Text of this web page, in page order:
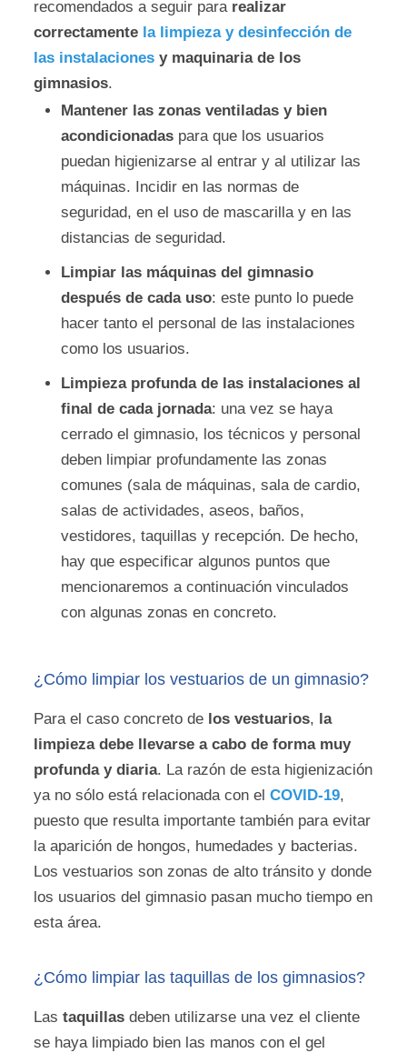
recomendados a seguir para realizar
correctamente la limpieza y desinfección de
las instalacionesy maquinaria de los
gimnasios.
Mantener las zonas ventiladas y bien
acondicionadas para que los usuarios
puedan higienizarse al entrar y al utilizar las
máquinas. Incidir en las normas de
seguridad, en el uso de mascarilla y en las
distancias de seguridad.
Limpiar las máquinas del gimnasio
después de cada uso: este punto lo puede
hacer tanto el personal de las instalaciones
como los usuarios.
Limpieza profunda de las instalaciones al
final de cada jornada: una vez se haya
cerrado el gimnasio, los técnicos y personal
deben limpiar profundamente las zonas
comunes (sala de máquinas, sala de cardio,
salas de actividades, aseos, baños,
vestidores, taquillas y recepción. De hecho,
hay que especificar algunos puntos que
mencionaremos a continuación vinculados
con algunas zonas en concreto.
¿Cómo limpiar los vestuarios de un gimnasio?
Para el caso concreto de los vestuarios, la
limpieza debe llevarse a cabo de forma muy
profunda y diaria. La razón de esta higienización
ya no sólo está relacionada con el COVID-19,
puesto que resulta importante también para evitar
la aparición de hongos, humedades y bacterias.
Los vestuarios son zonas de alto tránsito y donde
los usuarios del gimnasio pasan mucho tiempo en
esta área.
¿Cómo limpiar las taquillas de los gimnasios?
Las taquillas deben utilizarse una vez el cliente
se haya limpiado bien las manos con el gel